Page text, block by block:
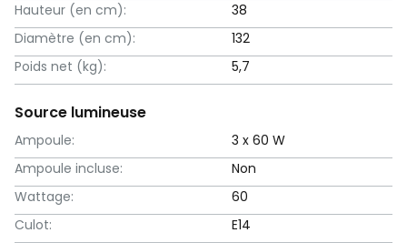
Hauteur (en cm):
38
Diamètre (en cm):
132
Poids net (kg):
5,7
Source lumineuse
Ampoule:
3 x 60 W
Ampoule incluse:
Non
Wattage:
60
Culot:
E14